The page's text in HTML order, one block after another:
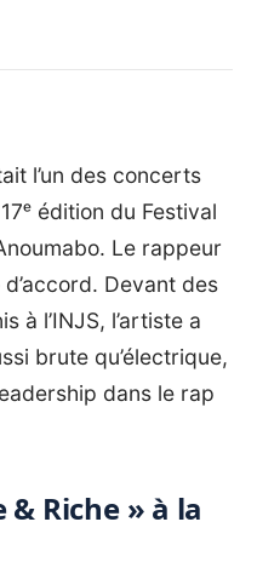
l’un des concerts
édition du Festival
Le rappeur
Devant des
à l’INJS, l’artiste a
brute qu’électrique,
dans le rap
& Riche » à la